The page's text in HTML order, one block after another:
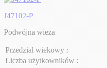
J47102-P
Podwójna wieża
Przedział wiekowy :
Liczba użytkowników :